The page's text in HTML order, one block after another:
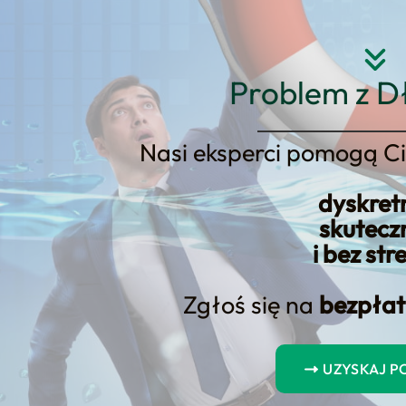
Problem z
Nasi eksperci pomogą
i bez
Zgłoś się na
UZYSKAJ
Strona główna O nas
w
Ofertę dla